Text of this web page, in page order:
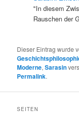
"In diesem
Rauschen der
Dieser Eintrag wurde
Moderne,Sarasin
Permalink.
SEITEN